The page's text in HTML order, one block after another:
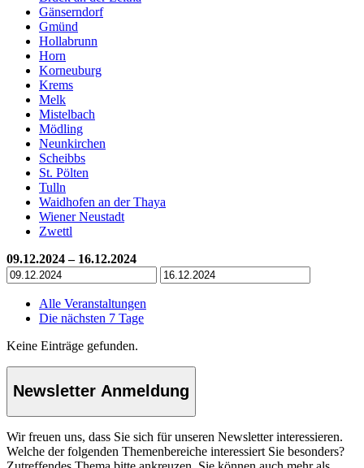
Gänserndorf
Gmünd
Hollabrunn
Horn
Korneuburg
Krems
Melk
Mistelbach
Mödling
Neunkirchen
Scheibbs
St. Pölten
Tulln
Waidhofen an der Thaya
Wiener Neustadt
Zwettl
09.12.2024 – 16.12.2024
Alle Veranstaltungen
Die nächsten 7 Tage
Keine Einträge gefunden.
Newsletter Anmeldung
Wir freuen uns, dass Sie sich für unseren Newsletter interessieren.
Welche der folgenden Themenbereiche interessiert Sie besonders?